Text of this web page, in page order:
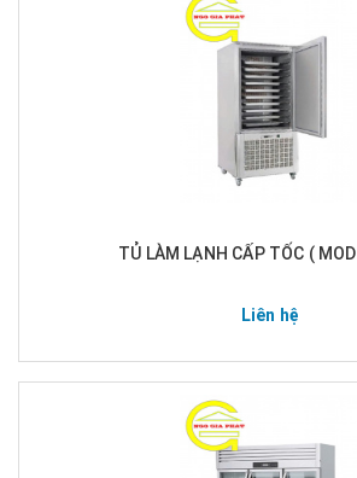
TỦ LÀM LẠNH CẤP TỐC (
Liên hệ